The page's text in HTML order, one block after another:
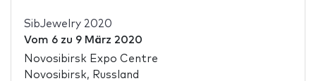
SibJewelry 2020
Vom 6zu 9 März 2020
Novosibirsk Expo Centre
Novosibirsk, Russland